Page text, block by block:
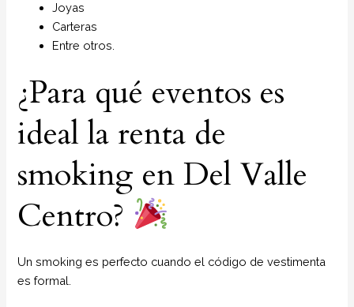
Joyas
Carteras
Entre otros.
¿Para qué eventos es
ideal la renta de
smoking en Del Valle
Centro?
Un smoking es perfecto cuando el código de vestimenta
es formal.